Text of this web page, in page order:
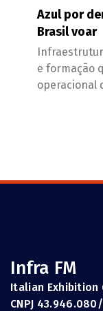
Azul por
Brasil voar
e formação
operacional
Infra FM
Italian Exhibition
CNPJ